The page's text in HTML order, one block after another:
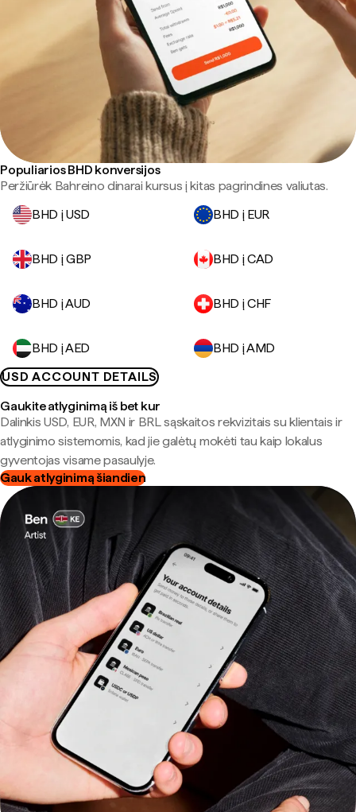
Populiarios BHD konversijos
Peržiūrėk Bahreino dinarai kursus į kitas pagrindines valiutas.
BHD į USD
BHD į EUR
BHD į GBP BHD į CAD
BHD į AUD BHD į CHF
BHD į AED
BHD į AMD
USD ACCOUNT DETAILS
Gaukite atlyginimą iš bet kur
Dalinkis USD, EUR, MXN ir BRL sąskaitos rekvizitais su klientais ir
atlyginimo sistemomis, kad jie galėtų mokėti tau kaip lokalus
gyventojas visame pasaulyje.
Gauk atlyginimą šiandien